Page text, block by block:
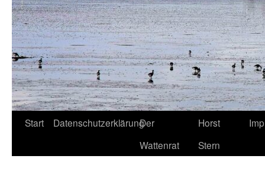
Start DatenschutzerklärungDer
Wattenrat
Horst
Stern